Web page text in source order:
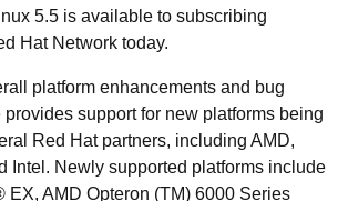
5.5 is available to subscribing
Hat Network today.
platform enhancements and bug
support for new platforms being
Red Hat partners, including AMD,
Intel. Newly supported platforms include
EX, AMD Opteron (TM) 6000 Series